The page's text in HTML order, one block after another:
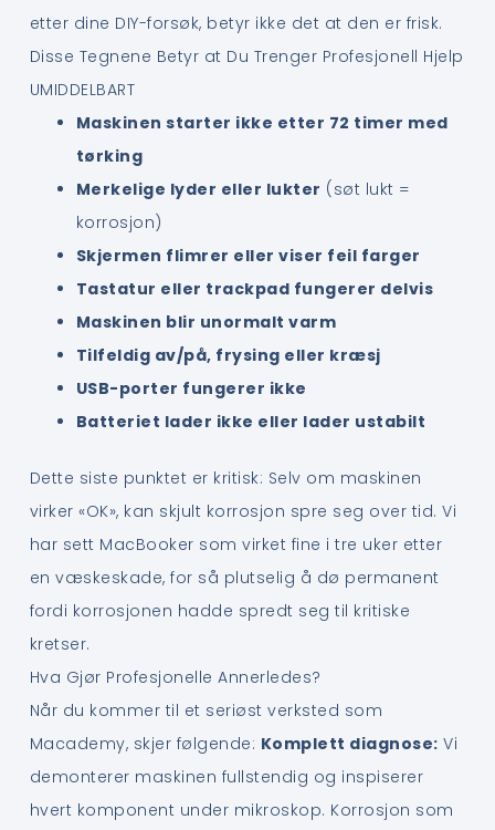
etter dine DIY-forsøk, betyr ikke det at den er frisk.
Disse Tegnene Betyr at Du Trenger Profesjonell Hjelp
UMIDDELBART
Maskinen starter ikke etter 72 timer med
tørking
Merkelige lyder eller lukter (søt lukt =
korrosjon)
Skjermen flimrer eller viser feil farger
Tastatur eller trackpad fungerer delvis
Maskinen blir unormalt varm
Tilfeldig av/på, frysing eller kræsj
USB-porter fungerer ikke
Batteriet lader ikke eller lader ustabilt
Dette siste punktet er kritisk: Selv om maskinen
virker «OK», kan skjult korrosjon spre seg over tid. Vi
har sett MacBooker som virket fine i tre uker etter
en væskeskade, for så plutselig å dø permanent
fordi korrosjonen hadde spredt seg til kritiske
kretser.
Hva Gjør Profesjonelle Annerledes?
Når du kommer til et seriøst verksted som
Macademy, skjer følgende: Komplett diagnose: Vi
demonterer maskinen fullstendig og inspiserer
hvert komponent under mikroskop. Korrosjon som